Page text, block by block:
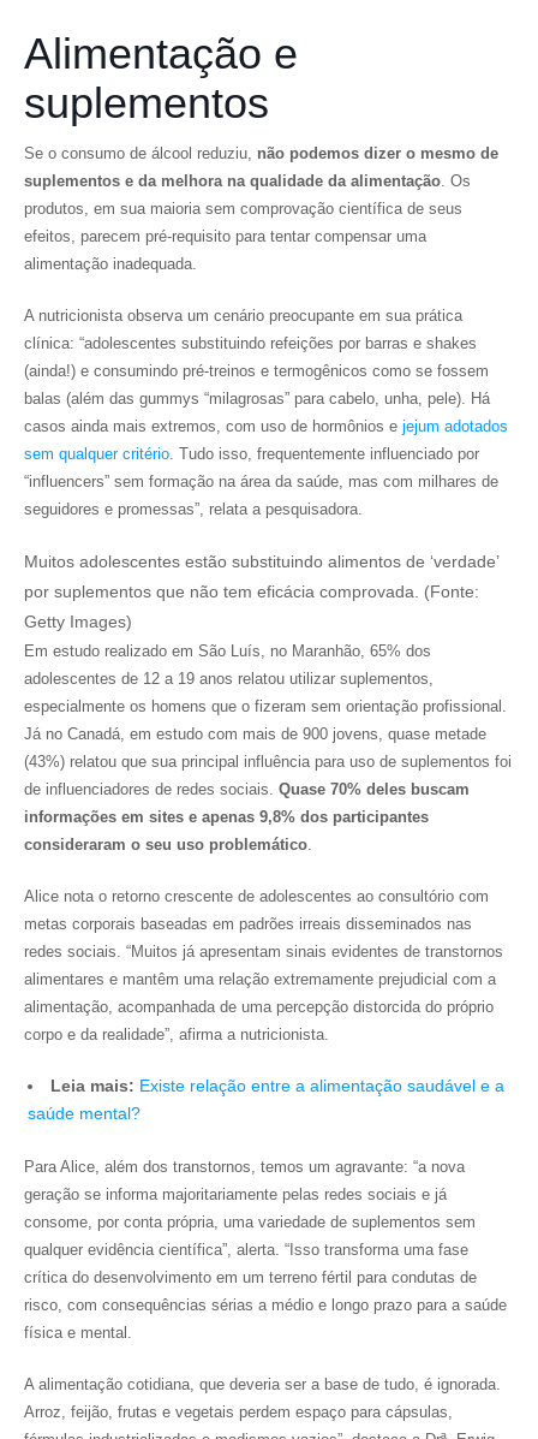
Alimentação e
suplementos
Se o consumo de álcool reduziu, não podemos dizer o mesmo de
suplementos e da melhora na qualidade da alimentação. Os
produtos, em sua maioria sem comprovação científica de seus
efeitos, parecem pré-requisito para tentar compensar uma
alimentação inadequada.
A nutricionista observa um cenário preocupante em sua prática
clínica: “adolescentes substituindo refeições por barras e shakes
(ainda!) e consumindo pré-treinos e termogênicos como se fossem
balas (além das gummys “milagrosas” para cabelo, unha, pele). Há
casos ainda mais extremos, com uso de hormônios e jejum adotados
sem qualquer critério. Tudo isso, frequentemente influenciado por
“influencers” sem formação na área da saúde, mas com milhares de
seguidores e promessas”, relata a pesquisadora.
Muitos adolescentes estão substituindo alimentos de ‘verdade’
por suplementos que não tem eficácia comprovada. (Fonte:
Getty Images)
Em estudo realizado em São Luís, no Maranhão, 65% dos
adolescentes de 12 a 19 anos relatou utilizar suplementos,
especialmente os homens que o fizeram sem orientação profissional.
Já no Canadá, em estudo com mais de 900 jovens, quase metade
(43%) relatou que sua principal influência para uso de suplementos foi
de influenciadores de redes sociais. Quase 70% deles buscam
informações em sites e apenas 9,8% dos participantes
consideraram o seu uso problemático.
Alice nota o retorno crescente de adolescentes ao consultório com
metas corporais baseadas em padrões irreais disseminados nas
redes sociais. “Muitos já apresentam sinais evidentes de transtornos
alimentares e mantêm uma relação extremamente prejudicial com a
alimentação, acompanhada de uma percepção distorcida do próprio
corpo e da realidade”, afirma a nutricionista.
Leia mais: Existe relação entre a alimentação saudável e a
saúde mental?
Para Alice, além dos transtornos, temos um agravante: “a nova
geração se informa majoritariamente pelas redes sociais e já
consome, por conta própria, uma variedade de suplementos sem
qualquer evidência científica”, alerta. “Isso transforma uma fase
crítica do desenvolvimento em um terreno fértil para condutas de
risco, com consequências sérias a médio e longo prazo para a saúde
física e mental.
A alimentação cotidiana, que deveria ser a base de tudo, é ignorada.
Arroz, feijão, frutas e vegetais perdem espaço para cápsulas,